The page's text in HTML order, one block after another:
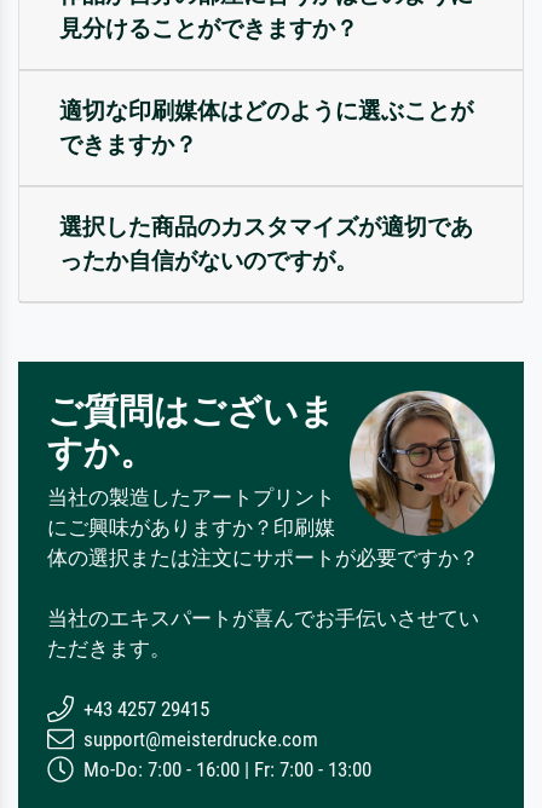
見分けることができますか？
適切な印刷媒体はどのように選ぶことが
できますか？
選択した商品のカスタマイズが適切であ
ったか自信がないのですが。
ご質問はございま
すか。
当社の製造したアートプリント
にご興味がありますか？印刷媒
体の選択または注文にサポートが必要ですか？
当社のエキスパートが喜んでお手伝いさせてい
ただきます。
+43 4257 29415
support@meisterdrucke.com
Mo-Do: 7:00 - 16:00 | Fr: 7:00 - 13:00